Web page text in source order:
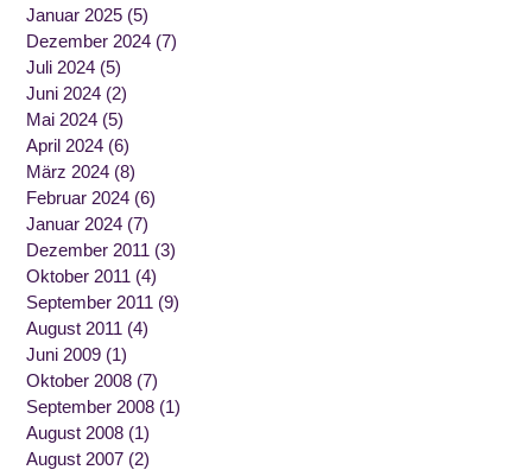
Januar 2025 (5)
Dezember 2024 (7)
Juli 2024 (5)
Juni 2024 (2)
Mai 2024 (5)
April 2024 (6)
März 2024 (8)
Februar 2024 (6)
Januar 2024 (7)
Dezember 2011 (3)
Oktober 2011 (4)
September 2011 (9)
August 2011 (4)
Juni 2009 (1)
Oktober 2008 (7)
September 2008 (1)
August 2008 (1)
August 2007 (2)